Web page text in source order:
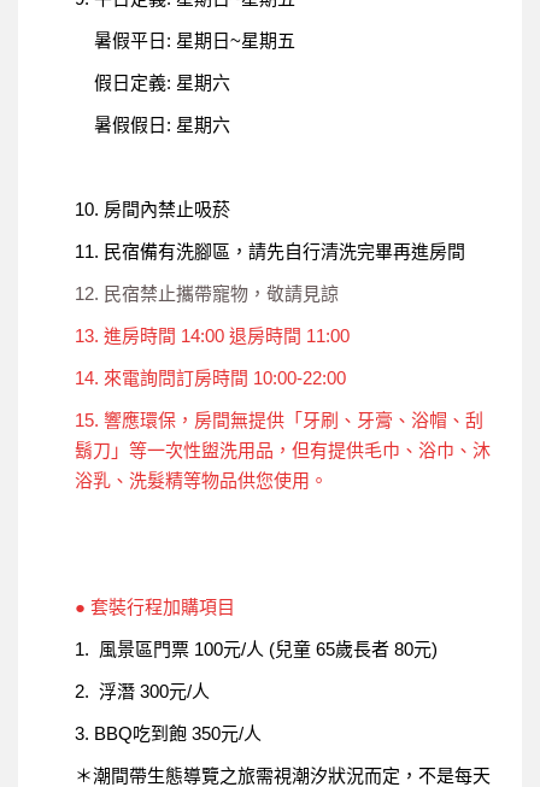
暑假平日: 星期日~星期五
假日定義: 星期六
暑假假日: 星期六
10. 房間內禁止吸菸
11. 民宿備有洗腳區，請先自行清洗完畢再進房間
12. 民宿禁止攜帶寵物，敬請見諒
13. 進房時間 14:00 退房時間 11:00
14. 來電詢問訂房時間 10:00-22:00
15. 響應環保，房間無提供「牙刷、牙膏、浴帽、刮
鬍刀」等一次性盥洗用品，但有提供毛巾、浴巾、沐
浴乳、洗髮精等物品供您使用。
● 套裝行程加購項目
1. 風景區門票 100元/人 (兒童 65歲長者 80元)
2. 浮潛 300元/人
3. BBQ吃到飽 350元/人
＊潮間帶生態導覽之旅需視潮汐狀況而定，不是每天